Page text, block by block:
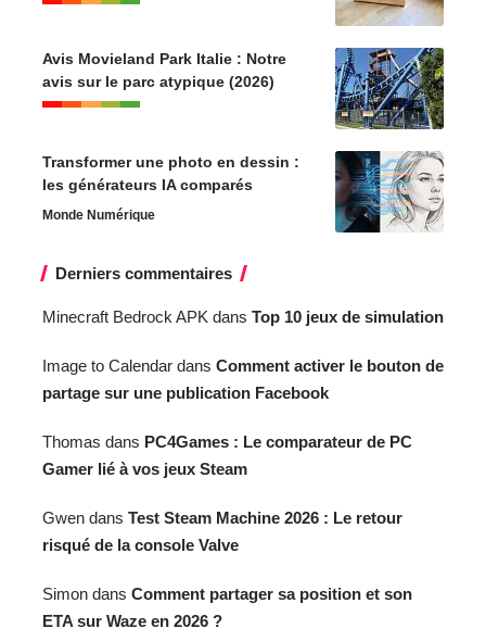
Avis Movieland Park Italie : Notre
avis sur le parc atypique (2026)
Transformer une photo en dessin :
les générateurs IA comparés
Monde Numérique
Derniers commentaires
Minecraft Bedrock APK dans Top 10 jeux de simulation
Image to Calendar dans Comment activer le bouton de
partage sur une publication Facebook
Thomas dans PC4Games : Le comparateur de PC
Gamer lié à vos jeux Steam
Gwen dans Test Steam Machine 2026 : Le retour
risqué de la console Valve
Simon dans Comment partager sa position et son
ETA sur Waze en 2026 ?